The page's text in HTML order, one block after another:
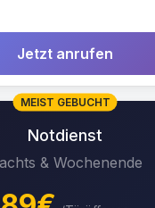
Jetzt anrufen
MEIST GEBUCHT
Notdienst
& Wochenende